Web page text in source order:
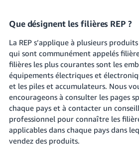
Que désignent les filières REP ?
La REP s’applique à plusieurs
qui sont communément appelés
filières les plus courantes sont les
équipements électriques et
et les piles et accumulateurs. Nous
encourageons à consulter les pages
chaque pays et à contacter un
professionnel pour connaître les
applicables dans chaque pays dans
vendez des produits.